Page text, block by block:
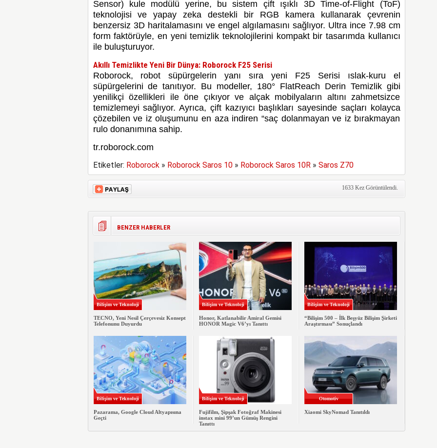
Sensor) kule modülü yerine, bu sistem çift ışıklı 3D Time-of-Flight (ToF)
teknolojisi ve yapay zeka destekli bir RGB kamera kullanarak çevrenin
benzersiz 3D haritalamasını ve engel algılamasını sağlıyor. Ultra ince 7.98 cm
form faktörüyle, en yeni temizlik teknolojilerini kompakt bir tasarımda kullanıcı
ile buluşturuyor.
Akıllı Temizlikte Yeni Bir Dünya: Roborock F25 Serisi
Roborock, robot süpürgelerin yanı sıra yeni F25 Serisi ıslak-kuru el
süpürgelerini de tanıtıyor. Bu modeller, 180° FlatReach Derin Temizlik gibi
yenilikçi özellikleri ile öne çıkıyor ve alçak mobilyaların altını zahmetsizce
temizlemeyi sağlıyor. Ayrıca, çift kazıyıcı başlıkları sayesinde saçları kolayca
çözebilen ve iz oluşumunu en aza indiren “saç dolanmayan ve iz bırakmayan
rulo donanımına sahip.
tr.roborock.com
Etiketler: Roborock» Roborock Saros 10» Roborock Saros 10R» Saros Z70
1633 Kez Görüntülendi.
BENZER HABERLER
Bilişim ve Teknoloji
TECNO, Yeni Nesil Çerçevesiz Konsept
Telefonunu Duyurdu
Bilişim ve Teknoloji
Honor, Katlanabilir Amiral Gemisi
HONOR Magic V6’yı Tanıttı
Bilişim ve Teknoloji
“Bilişim 500 – İlk Beşyüz Bilişim Şirketi
Araştırması” Sonuçlandı
Bilişim ve Teknoloji
Pazarama, Google Cloud Altyapısına
Geçti
Bilişim ve Teknoloji
Fujifilm, Şipşak Fotoğraf Makinesi
instax mini 99’un Gümüş Rengini
Tanıttı
Otomotiv
Xiaomi SkyNomad Tanıtıldı